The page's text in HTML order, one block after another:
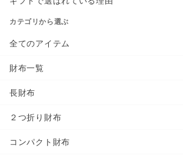
カテゴリから選ぶ
全てのアイテム
財布一覧
長財布
２つ折り財布
コンパクト財布